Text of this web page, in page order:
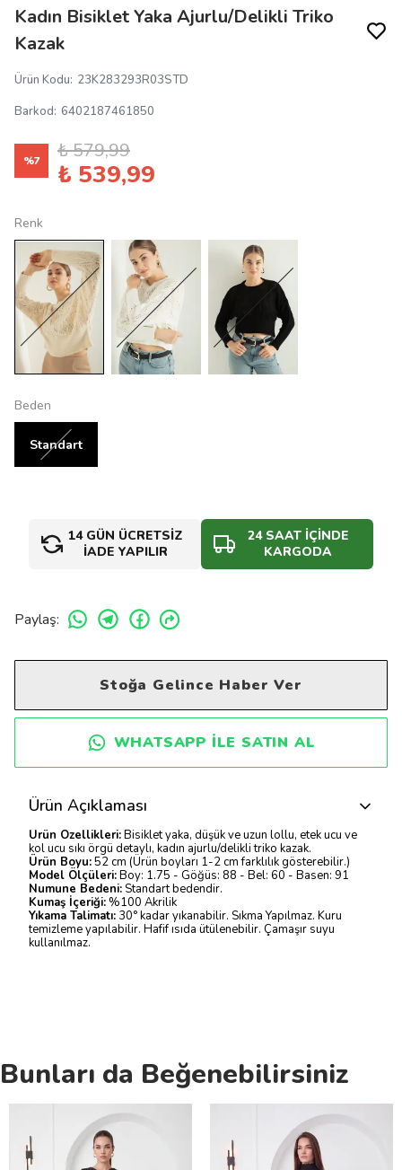
Kadın Bisiklet Yaka Ajurlu/Delikli Triko
Kazak
Ürün Kodu: 23K283293R03STD
Barkod: 6402187461850
%7 ₺ 579,99
₺ 539,99
Renk
Beden
Standart
14 GÜN ÜCRETSİZ
İADE YAPILIR
24 SAAT İÇİNDE
KARGODA
Paylaş:
Stoğa Gelince Haber Ver
WHATSAPP ILE SATIN AL
Ürün Açıklaması
Ürün Özellikleri:Bisiklet yaka, düşük ve uzun lollu, etek ucu ve
kol ucu sıkı örgü detaylı, kadın ajurlu/delikli triko kazak.
Ürün Boyu:52 cm (Ürün boyları 1-2 cm farklılık gösterebilir.)
Model Ölçüleri:Boy: 1.75 - Göğüs: 88 - Bel: 60 - Basen: 91
Numune Bedeni: Standart bedendir.
Kumaş İçeriği: %100 Akrilik
Yıkama Talimatı:30° kadar yıkanabilir. Sıkma Yapılmaz. Kuru
temizleme yapılabilir. Hafif ısıda ütülenebilir. Çamaşır suyu
kullanılmaz.
Bunları da Beğenebilirsiniz